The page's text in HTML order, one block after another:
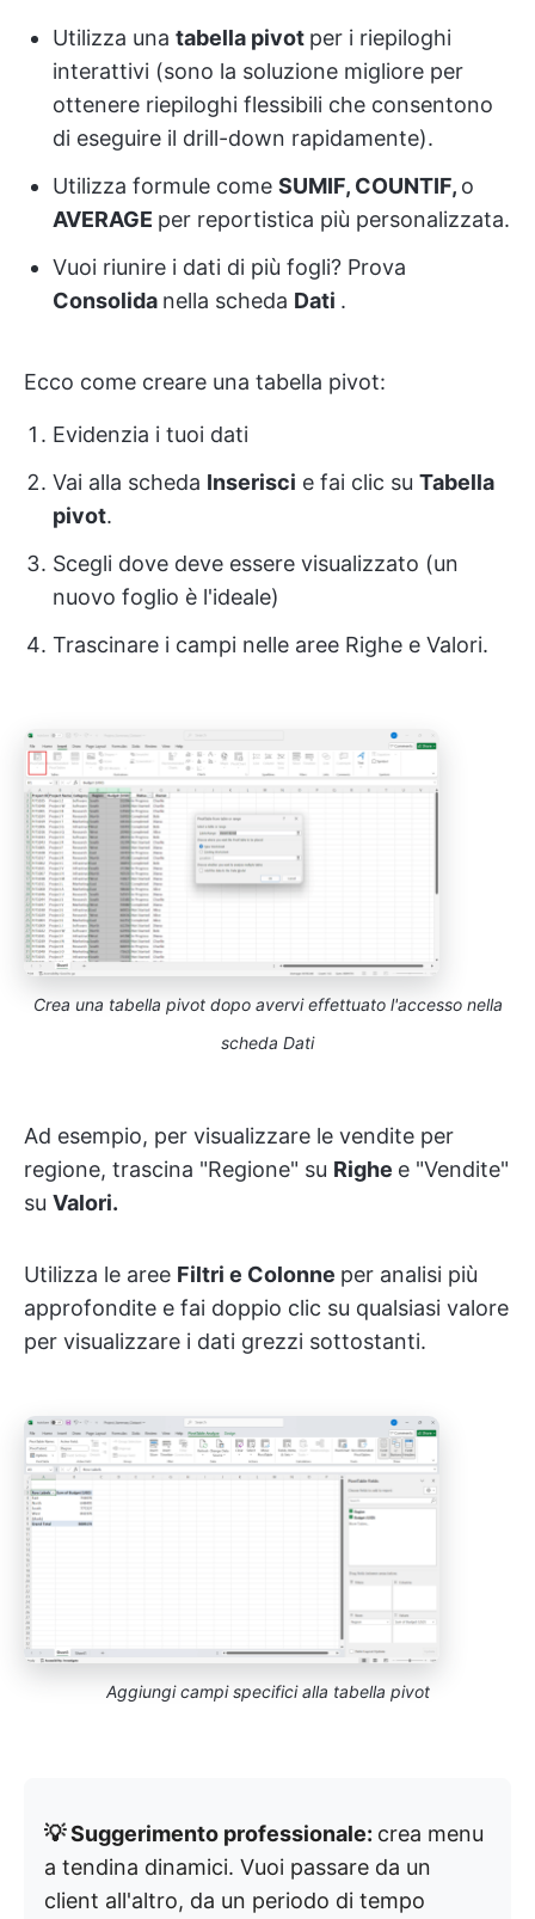
Utilizza una tabella pivot per i riepiloghi
interattivi (sono la soluzione migliore per
ottenere riepiloghi flessibili che consentono
di eseguire il drill-down rapidamente).
Utilizza formule come SUMIF, COUNTIF, o
AVERAGE per reportistica più personalizzata.
Vuoi riunire i dati di più fogli? Prova
Consolida nella scheda Dati .
Ecco come creare una tabella pivot:
Evidenzia i tuoi dati
Vai alla scheda Inserisci e fai clic su Tabella
pivot.
Scegli dove deve essere visualizzato (un
nuovo foglio è l'ideale)
Trascinare i campi nelle aree Righe e Valori.
Crea una tabella pivot dopo avervi effettuato l'accesso nella
scheda Dati
Ad esempio, per visualizzare le vendite per
regione, trascina "Regione" su Righe e "Vendite"
su Valori.
Utilizza le aree Filtri e Colonne per analisi più
approfondite e fai doppio clic su qualsiasi valore
per visualizzare i dati grezzi sottostanti.
Aggiungi campi specifici alla tabella pivot
💡 Suggerimento professionale: crea menu
a tendina dinamici. Vuoi passare da un
client all'altro, da un periodo di tempo